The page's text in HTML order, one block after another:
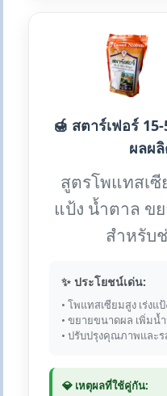
🍯 สตาร์เฟอร์
ผลผลิ
สูตรโพแทสเซี
แป้ง น้ำตาล ข
สำหรับ
✨ ประโยชน์เด่น:
• โพแทสเซียมสูง เร่งแ
• ขยายขนาดผล เพิ่มน้
• ปรับปรุงคุณภาพและ
💎 เหตุผลที่ใช้คู่กัน: